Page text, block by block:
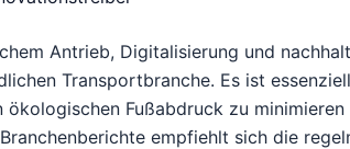
Antrieb, Digitalisierung und
Transportbranche. Es ist
Fußabdruck zu
empfiehlt sich die